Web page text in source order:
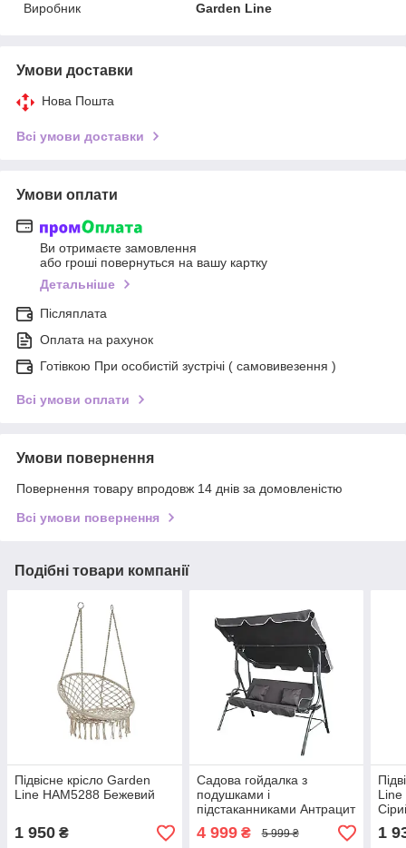
Виробник
Garden Line
Умови доставки
Нова Пошта
Всі умови доставки
Умови оплати
Ви отримаєте замовлення
або гроші повернуться на вашу картку
Детальніше
Післяплата
Оплата на рахунок
Готівкою При особистій зустрічі ( самовивезення )
Всі умови оплати
Умови повернення
Повернення товару впродовж 14 днів за домовленістю
Всі умови повернення
Подібні товари компанії
Підвісне крісло Garden
Line HAM5288 Бежевий
1 950 ₴
Садова гойдалка з
подушками і
підстаканниками Антрацит
Bass Polska BH 10030
4 999₴ 5 999 ₴
Line
1